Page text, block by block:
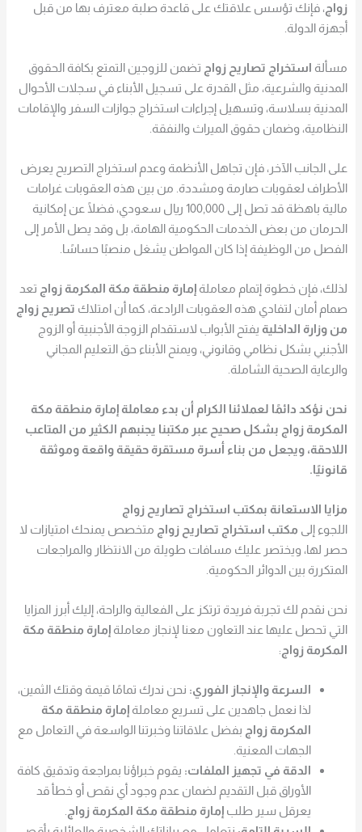
زواج ، فإنك تؤسس علاقتك على قاعدة صلبة معترف بها من قبل
أجهزة الدولة.
مسألة استخراج تصاريح زواج تضمن للزوجين التمتع بكافة الحقوق
المدنية والشرعية، مثل القدرة على تسجيل الأبناء في سجلات الأحوال
المدنية بسلاسة، وتسهيل إجراءات استخراج جوازات السفر والإقامات
النظامية، وضمان حقوق الميراث والنفقة.
على الجانب الآخر، فإن تجاهل الأنظمة وعدم استخراج التصريح يعرض
الأطراف لعقوبات صارمة ومشددة. من بين هذه العقوبات غرامات
مالية باهظة قد تصل إلى 100,000 ريال سعودي، فضلًا عن إمكانية
الحرمان من بعض الخدمات الحكومية الهامة، بل وقد يصل الأمر إلى
الفصل من الوظيفة إذا كان المواطن يشغل منصبًا حساسًا.
لذلك، فإن خطوة إتمام معاملةإمارة منطقة مكة المكرمة زواج تعد
صمام أمان لتفادي هذه العقوبات الرادعة، كما أن امتلاك تصريح زواج
من وزارة الداخلية يفتح الأبواب لاستقدام الزوجة الأجنبية أو الزوج
الأجنبي بشكل نظامي وقانوني، ويمنح الأبناء حق التعليم المجاني
والرعاية الصحية الشاملة.
نحن نؤكد دائمًا لعملائنا الكرام أن بدء معاملةإمارة منطقة مكة
المكرمة زواج بشكل صحيح عبر مكتبنا يجنبهم الكثير من المتاعب
اللاحقة، ويجعل من بناء أسرة مستقرة حقيقة واقعة وموثقة
قانونيًا.
مزايا الاستعانة بمكتب استخراج تصاريح زواج
اللجوء إلى مكتب استخراج تصاريح زواج متخصص يمنحك امتيازات لا
حصر لها، ويختصر عليك مسافات طويلة من الانتظار والمراجعات
المتكررة بين الدوائر الحكومية.
نحن نقدم لك تجربة فريدة ترتكز على الفعالية والراحة، إليك أبرز المزايا
التي تحصل عليها عند التعاون معنا لإنجاز معاملةإمارة منطقة مكة
المكرمة زواج :
السرعة والإنجاز الفوري: نحن ندرك تمامًا قيمة وقتك الثمين،
لذا نعمل جاهدين على تسريع معاملةإمارة منطقة مكة
المكرمة زواج بفضل علاقاتنا وخبرتنا الواسعة في التعامل مع
الجهات المعنية.
الدقة في تجهيز الملفات: يقوم خبراؤنا بمراجعة وتدقيق كافة
الأوراق قبل التقديم لضمان عدم وجود أي نقص أو خطأ قد
يعرقل سير طلبإمارة منطقة مكة المكرمة زواج